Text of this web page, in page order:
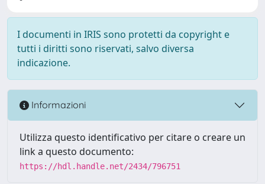
I documenti in IRIS sono protetti da copyright e
tutti i diritti sono riservati, salvo diversa
indicazione.
Informazioni
Utilizza questo identificativo per citare o creare un
link a questo documento:
https://hdl.handle.net/2434/796751